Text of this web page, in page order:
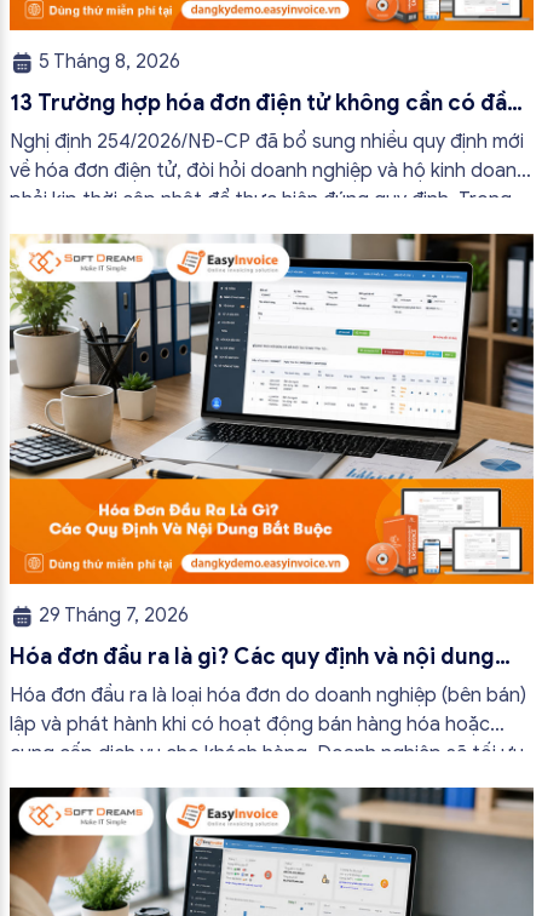
5 Tháng 8, 2026
13 Trường hợp hóa đơn điện tử không cần có đầy
đủ nội dung từ 01/7/2026
Nghị định 254/2026/NĐ-CP đã bổ sung nhiều quy định mới
về hóa đơn điện tử, đòi hỏi doanh nghiệp và hộ kinh doanh
phải kịp thời cập nhật để thực hiện đúng quy định. Trong
bài viết này, hóa đơn điện tử EasyInvoice sẽ chia sẻ 13
trường hợp hóa đơn điện tử không cần […]
29 Tháng 7, 2026
Hóa đơn đầu ra là gì? Các quy định và nội dung
bắt buộc mới nhất
Hóa đơn đầu ra là loại hóa đơn do doanh nghiệp (bên bán)
lập và phát hành khi có hoạt động bán hàng hóa hoặc
cung cấp dịch vụ cho khách hàng. Doanh nghiệp sẽ tối ưu
quy trình vận hành và tránh được những án phạt hành
chính không đáng có nếu nắm rõ […]